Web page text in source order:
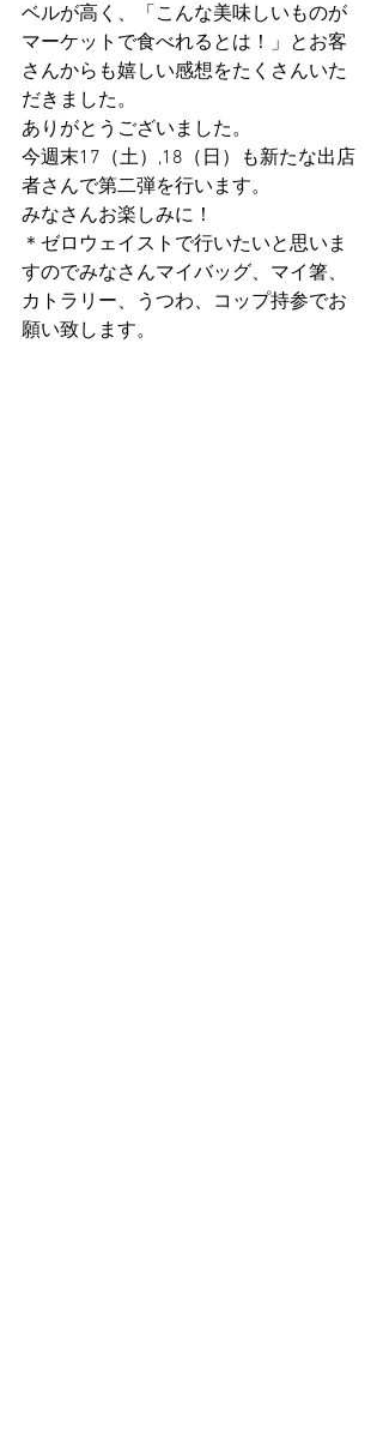
ベルが高く、「こんな美味しいものが
マーケットで食べれるとは！」とお客
さんからも嬉しい感想をたくさんいた
だきました。
ありがとうございました。
今週末17（土）,18（日）も新たな出店
者さんで第二弾を行います。
みなさんお楽しみに！
＊ゼロウェイストで行いたいと思いま
すのでみなさんマイバッグ、マイ箸、
カトラリー、うつわ、コップ持参でお
願い致します。